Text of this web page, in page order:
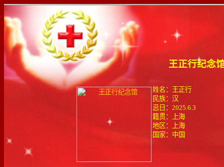
王正行纪念
姓名：王正行
民族：汉
忌日：2025.6.3
籍贯：上海
地区：上海
国家：中国